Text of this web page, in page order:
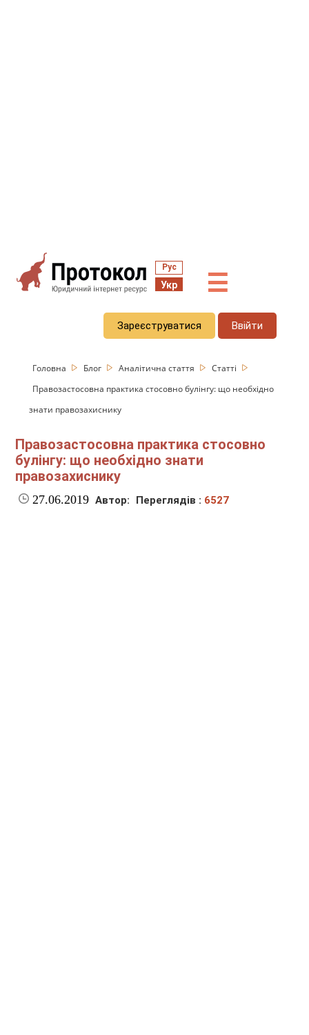
Рус
Укр ☰
Зареєструватися Ввійти
Головна Блог Аналітична стаття
Статті
Правозастосовна практика стосовно булінгу: що необхідно
знати правозахиснику
Правозастосовна практика стосовно
булінгу: що необхідно знати
правозахиснику
27.06.2019 Автор: Переглядів : 6527